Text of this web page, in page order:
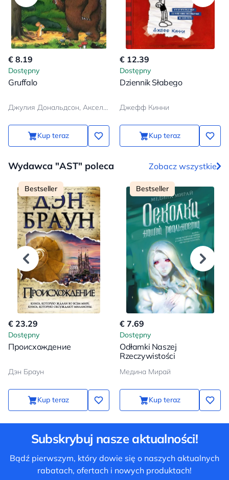
€ 8.19
Dostępny
Gruffalo
Джулия Дональдсон, Аксель Шеффлер
Kup teraz
€ 12.39
Dostępny
Dziennik Słabego
Джефф Кинни
Kup teraz
Wydawca "AST" poleca Zobacz wszystkie
Bestseller
€ 23.29
Dostępny
Происхождение
Дэн Браун
Kup teraz
Bestseller
€ 7.69
Dostępny
Odłamki Naszej
Rzeczywistości
Медина Мирай
Kup teraz
Subskrybuj nasze aktualności!
Bądź pierwszym, który dowie się o naszych aktualnych
rabatach, ofertach i nowych produktach!